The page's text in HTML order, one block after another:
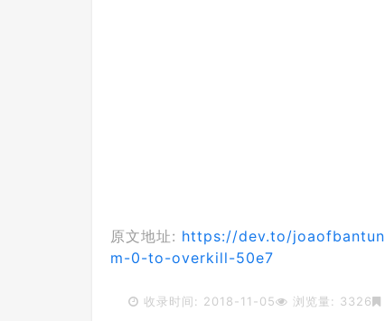
原文地址: https://dev.to/
m-0-to-overkill-50e7
收录时间: 2018-11-05 浏览量: 3326